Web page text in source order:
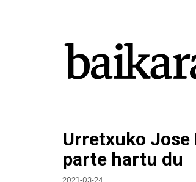
Urretxuko Jose
parte hartu du
2021-03-24